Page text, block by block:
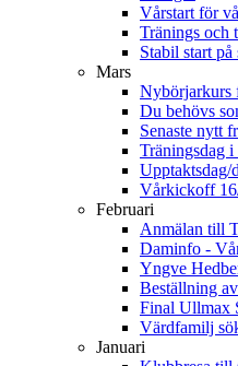
Vårstart för
Tränings och
Stabil start på
Mars
Nybörjarkurs
Du behövs
Senaste nytt
Träningsdag
Upptaktsdag/
Vårkickoff
Februari
Anmälan till
Daminfo -
Yngve
Beställning
Final Ullmax
Värdfamilj
Januari